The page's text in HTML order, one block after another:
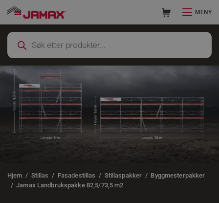
MENY
Hjem Stillas Fasadestillas Stillaspakker
Byggmesterpakker
Jamax Landbrukspakke 82,5/73,5 m2